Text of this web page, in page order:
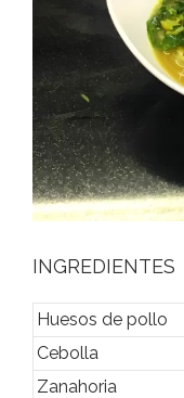
INGREDIENTES
Huesos de pollo
Cebolla
Zanahoria